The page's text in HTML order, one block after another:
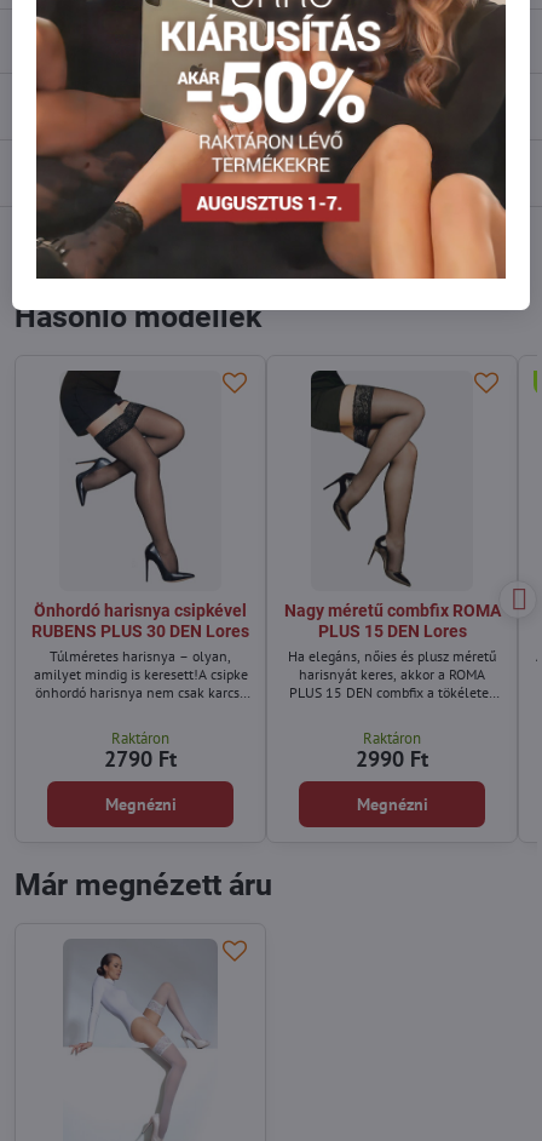
Leírás
Vélemények 0
Fórum 0
Facebook Reddit LinkedIn WhatsApp
mail
Hasonló modellek
Önhordó harisnya csipkével
RUBENS PLUS 30 DEN Lores
Túlméretes harisnya – olyan,
amilyet mindig is keresett!A csipke
önhordó harisnya nem csak karcsú
Raktáron
2790 Ft
Megnézni
Nagy méretű combfix ROMA
PLUS 15 DEN Lores
Ha elegáns, nőies és plusz méretű
harisnyát keres, akkor a ROMA
PLUS 15 DEN combfix a tökéletes
Raktáron
2990 Ft
Megnézni
Már megnézett áru